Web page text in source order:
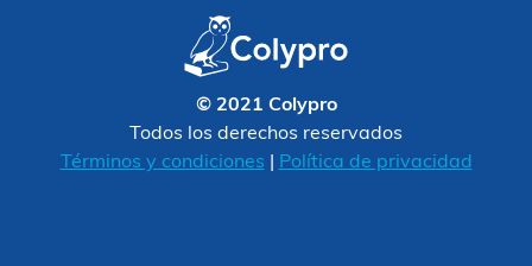
© 2021 Colypro
Todos los derechos reservados
Términos y condiciones
Política de privacidad